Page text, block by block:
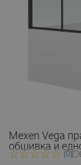
Mexen Vega
обшивка и
(0)